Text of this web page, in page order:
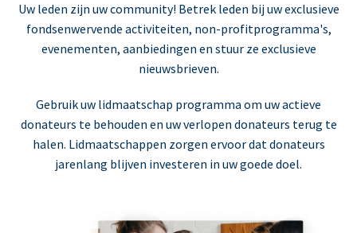
Uw leden zijn uw community! Betrek leden bij uw exclusieve
fondsenwervende activiteiten, non-profitprogramma's,
evenementen, aanbiedingen en stuur ze exclusieve
nieuwsbrieven.
Gebruik uw lidmaatschap programma om uw actieve
donateurs te behouden en uw verlopen donateurs terug te
halen. Lidmaatschappen zorgen ervoor dat donateurs
jarenlang blijven investeren in uw goede doel.